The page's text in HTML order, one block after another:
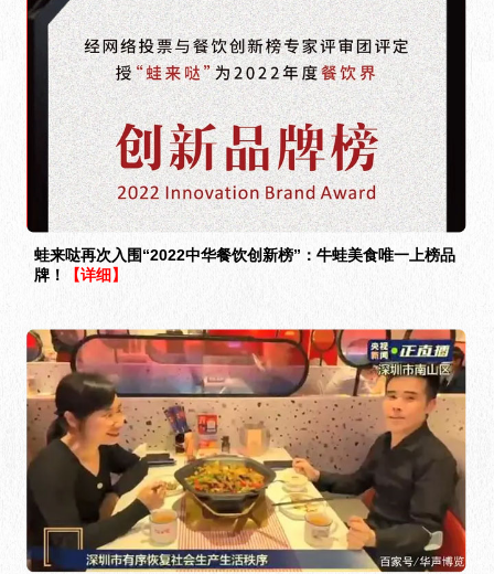
蛙来哒再次入围“2022中华餐饮创新榜”：牛蛙美食唯一上榜品
牌！
【详细】